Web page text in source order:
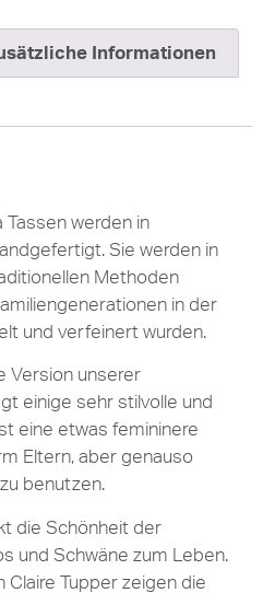
Informationen
Tassen werden in
Sie werden in
Methoden
in der
und verfeinert wurden.
Version unserer
einige sehr stilvolle und
eine etwas femininere
Eltern, aber genauso
benutzen.
die Schönheit der
und Schwäne zum Leben.
Claire Tupper zeigen die